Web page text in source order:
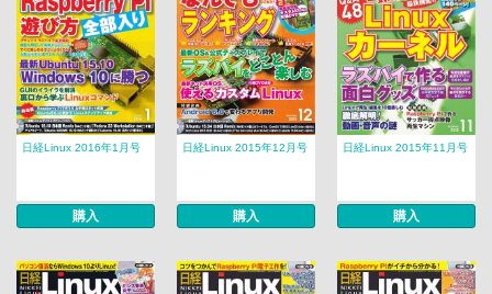
日経Linux 2016年1月号
購入
日経Linux 2015年12月号
購入
日経Linux 2015年11月号
購入